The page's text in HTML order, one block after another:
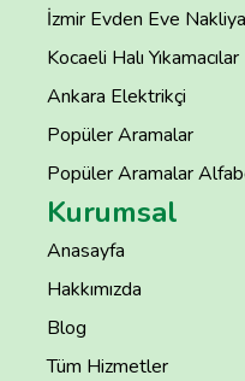
İzmir Evden Eve
Kocaeli Halı Yıkamacılar
Ankara Elektrikçi
Popüler Aramalar
Popüler Aramalar
Kurumsal
Anasayfa
Hakkımızda
Blog
Tüm Hizmetler